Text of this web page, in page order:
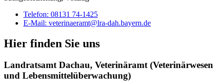
Telefon: 08131 74-1425
E-Mail: veterinaeramt@lra-dah.bayern.de
Hier finden Sie uns
Landratsamt Dachau, Veterinäramt (Veterinärwesen
und Lebensmittelüberwachung)